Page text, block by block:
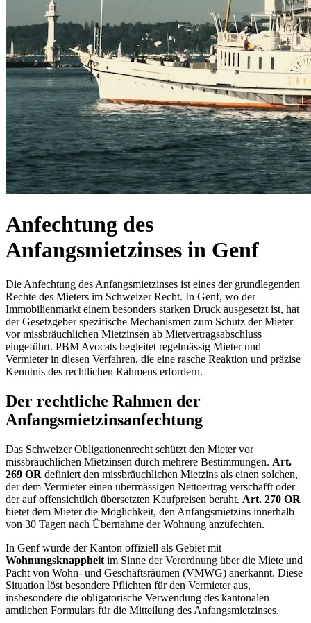
Anfechtung des
Anfangsmietzinses in Genf
Die Anfechtung des Anfangsmietzinses ist eines der grundlegenden
Rechte des Mieters im Schweizer Recht. In Genf, wo der
Immobilienmarkt einem besonders starken Druck ausgesetzt ist, hat
der Gesetzgeber spezifische Mechanismen zum Schutz der Mieter
vor missbräuchlichen Mietzinsen ab Mietvertragsabschluss
eingeführt. PBM Avocats begleitet regelmässig Mieter und
Vermieter in diesen Verfahren, die eine rasche Reaktion und präzise
Kenntnis des rechtlichen Rahmens erfordern.
Der rechtliche Rahmen der
Anfangsmietzinsanfechtung
Das Schweizer Obligationenrecht schützt den Mieter vor
missbräuchlichen Mietzinsen durch mehrere Bestimmungen. Art.
269 OR definiert den missbräuchlichen Mietzins als einen solchen,
der dem Vermieter einen übermässigen Nettoertrag verschafft oder
der auf offensichtlich übersetzten Kaufpreisen beruht. Art. 270 OR
bietet dem Mieter die Möglichkeit, den Anfangsmietzins innerhalb
von 30 Tagen nach Übernahme der Wohnung anzufechten.
In Genf wurde der Kanton offiziell als Gebiet mit
Wohnungsknappheit im Sinne der Verordnung über die Miete und
Pacht von Wohn- und Geschäftsräumen (VMWG) anerkannt. Diese
Situation löst besondere Pflichten für den Vermieter aus,
insbesondere die obligatorische Verwendung des kantonalen
amtlichen Formulars für die Mitteilung des Anfangsmietzinses.